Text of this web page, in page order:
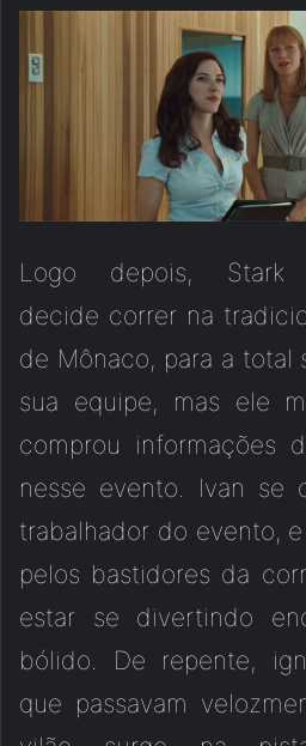
Logo depois, Stark
decide correr na
de Mônaco, para a total
sua equipe, mas ele
comprou informações
nesse evento. Ivan se
trabalhador do evento,
pelos bastidores da
estar se divertindo
bólido. De repente,
que passavam